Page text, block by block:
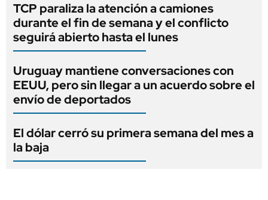
TCP paraliza la atención a camiones
durante el fin de semana y el conflicto
seguirá abierto hasta el lunes
Uruguay mantiene conversaciones con
EEUU, pero sin llegar a un acuerdo sobre el
envío de deportados
El dólar cerró su primera semana del mes a
la baja